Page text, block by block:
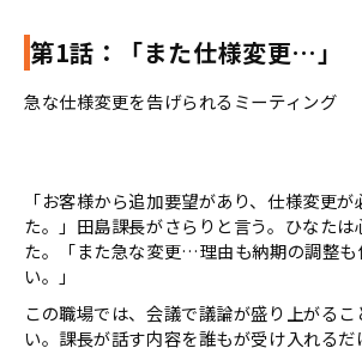
第1話：「また仕様変更…」
急な仕様変更を告げられるミーティング
「お客様から追加要望があり、仕様変更
た。」田島課長がさらりと言う。ひなた
た。「また急な変更…理由も納期の調整も
い。」
この職場では、会議で議論が盛り上がるこ
い。課長が話す内容を誰もが受け入れる